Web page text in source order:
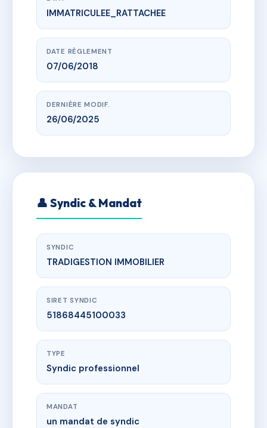
www.vme.plus/AC6733018
LE VICTORIA
Rue du Moulin - Rue de la Victoire 67206
MITTELHAUSBERGEN
IMMATRICULEE_RATTACHEE
DATE RÈGLEMENT
07/06/2018
DERNIÈRE MODIF.
26/06/2025
👤 Syndic & Mandat
SYNDIC
TRADIGESTION IMMOBILIER
SIRET SYNDIC
51868445100033
TYPE
Syndic professionnel
MANDAT
un mandat de syndic